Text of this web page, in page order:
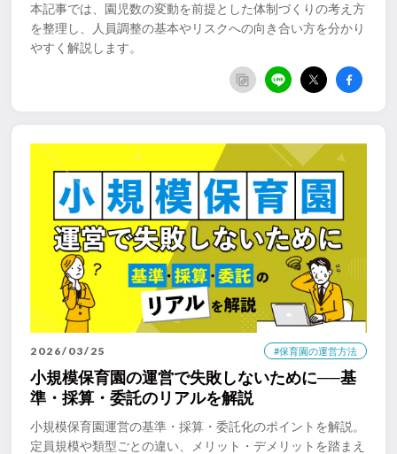
本記事では、園児数の変動を前提とした体制づくりの考え方
を整理し、人員調整の基本やリスクへの向き合い方を分かり
やすく解説します。
2026/03/25 #保育園の運営方法
小規模保育園の運営で失敗しないために──基
準・採算・委託のリアルを解説
小規模保育園運営の基準・採算・委託化のポイントを解説。
定員規模や類型ごとの違い、メリット・デメリットを踏まえ